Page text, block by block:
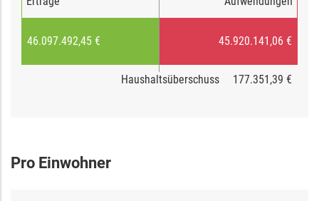
46.097.492,45 € 45.920.141,06 €
Haushaltsüberschuss 177.351,39 €
Pro Einwohner